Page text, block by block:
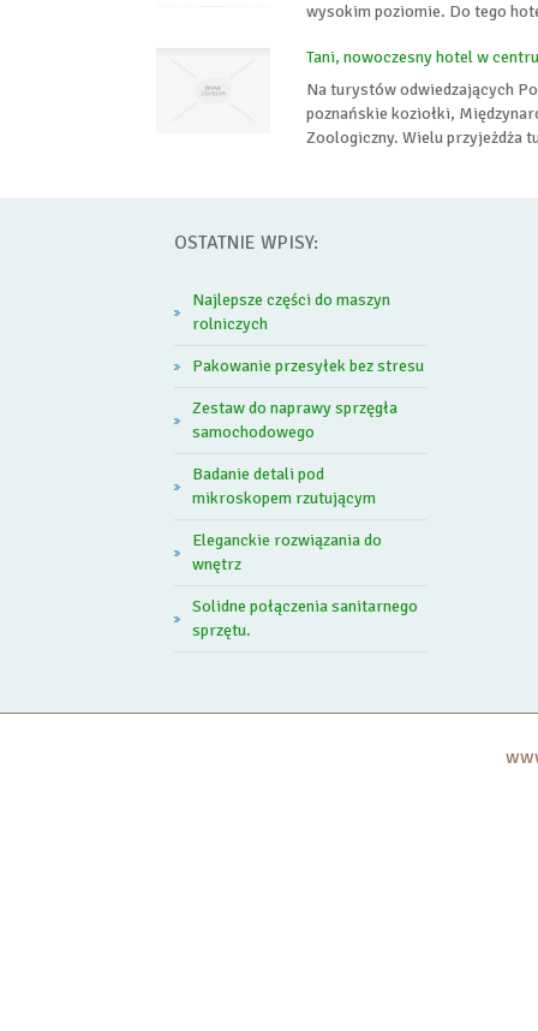
wysokim poziomie. Do tego
Tani, nowoczesny hotel w
Na turystów odwiedzających
poznańskie koziołki,
Zoologiczny. Wielu przyjeżdża
OSTATNIE WPISY:
Najlepsze części do maszyn
rolniczych
Pakowanie przesyłek bez stresu
Zestaw do naprawy sprzęgła
samochodowego
Badanie detali pod
mikroskopem rzutującym
Eleganckie rozwiązania do
wnętrz
Solidne połączenia sanitarnego
sprzętu.